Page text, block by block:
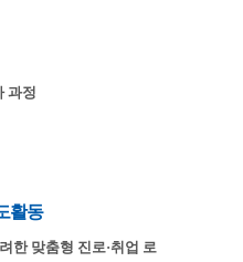
과정
활동
한 맞춤형 진로·취업 로